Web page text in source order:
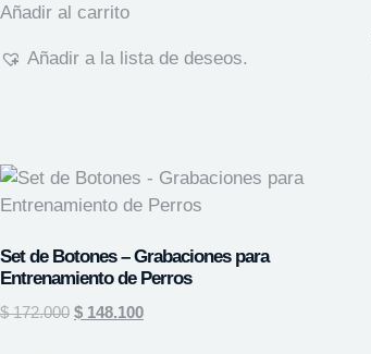
Añadir al carrito
Añadir a la lista de deseos.
Set de Botones – Grabaciones para
Entrenamiento de Perros
$172.000 $ 148.100